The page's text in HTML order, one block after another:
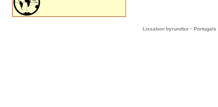
Lissabon byrundtur - Portugals